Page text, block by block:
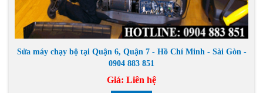
Sửa máy chạy bộ tại Quận 6, Quận 7 - Hồ Chí Minh - Sài Gòn -
0904 883 851
Giá: Liên hệ